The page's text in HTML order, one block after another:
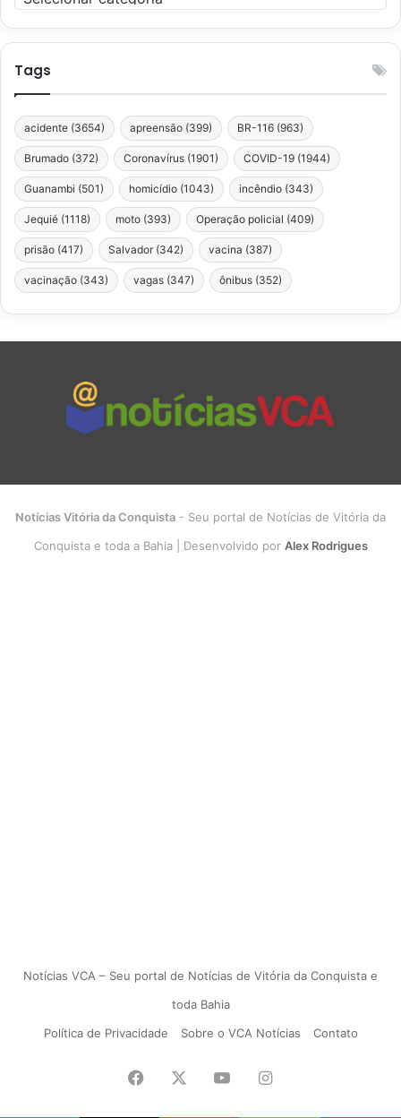
Tags
acidente (3654) apreensão (399) BR-116 (963)
Brumado (372) Coronavírus (1901) COVID-19 (1944)
Guanambi (501) homicídio (1043) incêndio (343)
Jequié (1118) moto (393) Operação policial (409)
prisão (417) Salvador (342) vacina (387)
vacinação (343) vagas (347) ônibus (352)
Notícias Vitória da Conquista - Seu portal de Notícias de Vitória da
Conquista e toda a Bahia | Desenvolvido por Alex Rodrigues
Notícias VCA – Seu portal de Notícias de Vitória da Conquista e
toda Bahia
Política de Privacidade
Sobre o VCA Notícias Contato
Facebook YouTubeInstagram